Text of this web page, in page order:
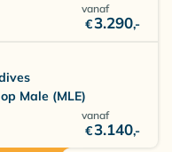
vanaf
€3.290,-
Male (MLE)
vanaf
€3.140,-